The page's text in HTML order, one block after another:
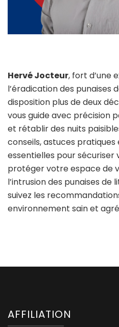
Hervé Jocteur, fort d’une
l’éradication des punaises
disposition plus de deux
vous guide avec précision
et rétablir des nuits
conseils, astuces
essentielles pour
protéger votre espace de
l’intrusion des punaises de
suivez les
environnement sain et
AFFILIATION